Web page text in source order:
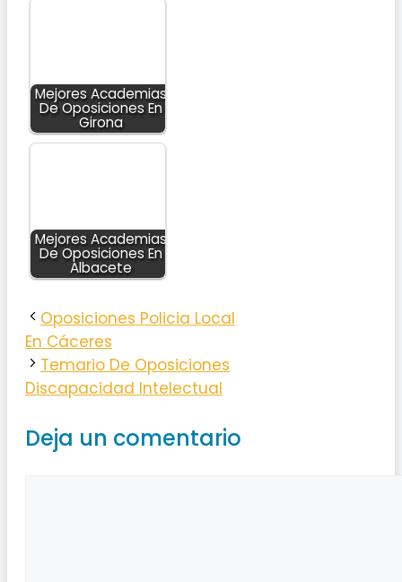
Mejores Academias
De Oposiciones En
Girona
Mejores Academias
De Oposiciones En
Albacete
Oposiciones Policia Local
En Cáceres
Temario De Oposiciones
Discapacidad Intelectual
Deja un comentario